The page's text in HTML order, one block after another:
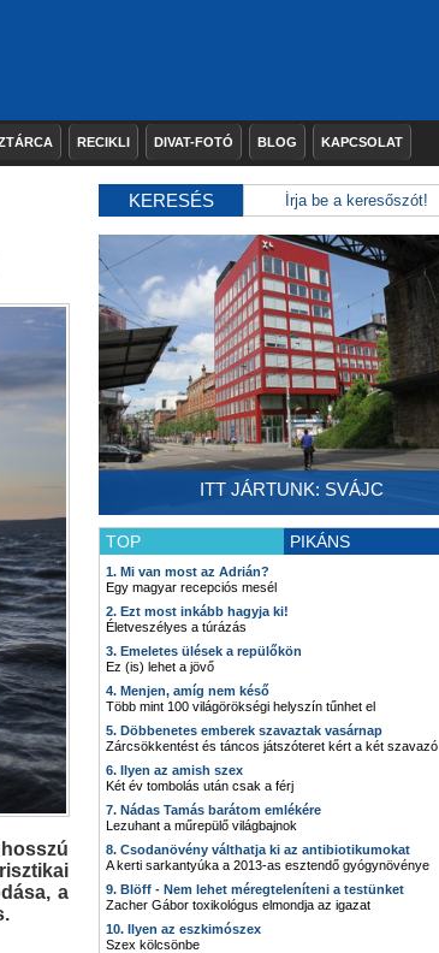
RECIKLI DIVAT-FOTÓ BLOG KAPCSOLAT
a
KERESÉS
ITT JÁRTUNK: SVÁJC
TOP PIKÁNS
1. Mi van most az Adrián?
Egy magyar recepciós mesél
2. Ezt most inkább hagyja ki!
Életveszélyes a túrázás
3. Emeletes ülések a repülőkön
Ez (is) lehet a jövő
4. Menjen, amíg nem késő
Több mint 100 világörökségi helyszín tűnhet el
5. Döbbenetes emberek szavaztak vasárnap
Zárcsökkentést és táncos játszóteret kért a két szavazó
6. Ilyen az amish szex
Két év tombolás után csak a férj
7. Nádas Tamás barátom emlékére
Lezuhant a műrepülő világbajnok
8. Csodanövény válthatja ki az antibiotikumokat
A kerti sarkantyúka a 2013-as esztendő gyógynövénye
9. Blöff - Nem lehet méregteleníteni a testünket
Zacher Gábor toxikológus elmondja az igazat
10. Ilyen az eszkimószex
Szex kölcsönbe